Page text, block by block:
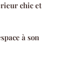
chic et
à son